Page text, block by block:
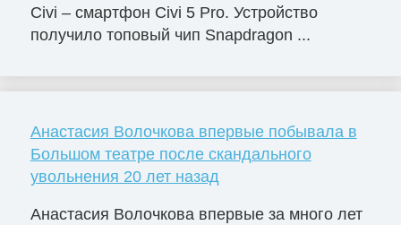
Civi – смартфон Civi 5 Pro. Устройство
получило топовый чип Snapdragon ...
Анастасия Волочкова впервые побывала в
Большом театре после скандального
увольнения 20 лет назад
Анастасия Волочкова впервые за много лет